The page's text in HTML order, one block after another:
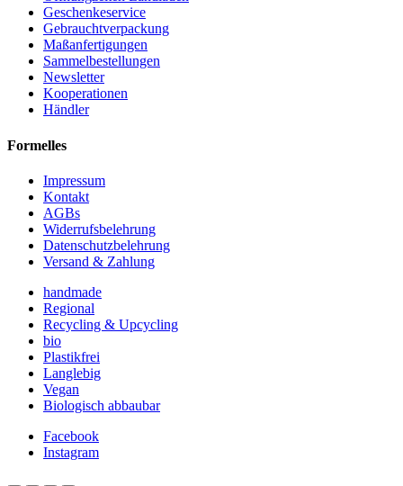
Geschenkeservice
Gebrauchtverpackung
Maßanfertigungen
Sammelbestellungen
Newsletter
Kooperationen
Händler
Formelles
Impressum
Kontakt
AGBs
Widerrufsbelehrung
Datenschutzbelehrung
Versand & Zahlung
handmade
Regional
Recycling & Upcycling
bio
Plastikfrei
Langlebig
Vegan
Biologisch abbaubar
Facebook
Instagram